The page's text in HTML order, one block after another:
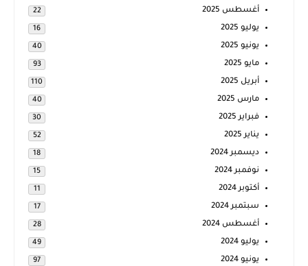
أغسطس 2025
يوليو 2025
يونيو 2025 40
مايو 2025
أبريل 2025 110
مارس 2025 40
فبراير 2025
يناير 2025
ديسمبر 2024
نوفمبر 2024
أكتوبر 2024
سبتمبر 2024
أغسطس 2024
يوليو 2024
يونيو 2024